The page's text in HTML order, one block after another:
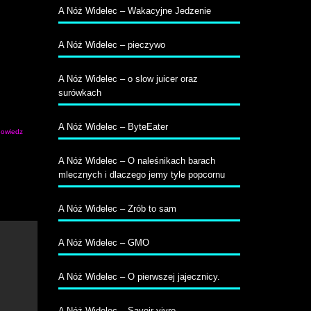
A Nóż Widelec – Wakacyjne Jedzenie
A Nóż Widelec – pieczywo
A Nóż Widelec – o slow juicer oraz
surówkach
A Nóż Widelec – ByteEater
A Nóż Widelec – O naleśnikach barach
mlecznych i dlaczego jemy tyle popcornu
A Nóż Widelec – Zrób to sam
A Nóż Widelec – GMO
A Nóż Widelec – O pierwszej jajecznicy.